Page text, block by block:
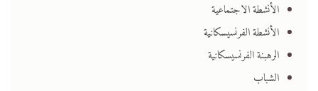
الأنشطة الاجتماعية
الأنشطة الفرنسيسكانية
الرهبنة الفرنسيسكانية
الشباب